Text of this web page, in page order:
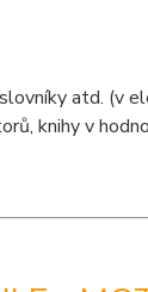
atd. (v
knihy v